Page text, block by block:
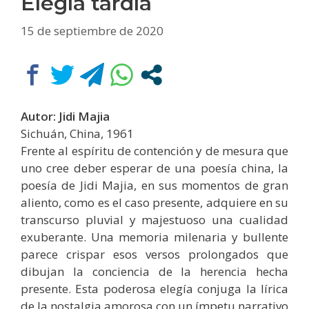
15 de septiembre de 2020
Autor: Jidi Majia
Sichuán, China, 1961
Frente al espíritu de contención y de mesura que
uno cree deber esperar de una poesía china, la
poesía de Jidi Majia, en sus momentos de gran
aliento, como es el caso presente, adquiere en su
transcurso pluvial y majestuoso una cualidad
exuberante. Una memoria milenaria y bullente
parece crispar esos versos prolongados que
dibujan la conciencia de la herencia hecha
presente. Esta poderosa elegía conjuga la lírica